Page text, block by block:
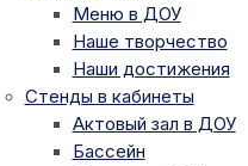
Меню в ДОУ
Наше творчество
Наши достижения
Стенды в кабинеты
Актовый зал в ДОУ
Бассейн